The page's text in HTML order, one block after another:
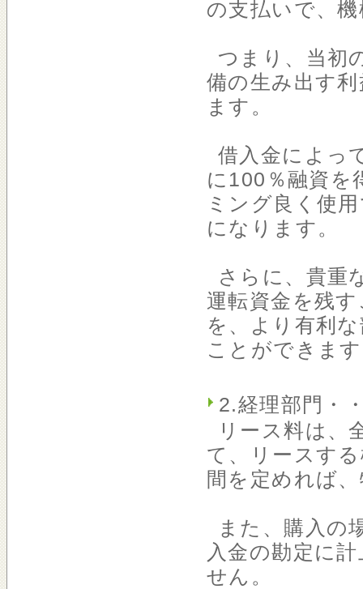
の支払いで、
つまり、当初
備の生み出す
ます。
借入金によっ
に100％融資を
ミング良く使
になります。
さらに、貴重
運転資金を残
を、より有利
ことができま
2.経理部門・
リース料は、
て、リースす
間を定めれば
また、購入の
入金の勘定に
せん。